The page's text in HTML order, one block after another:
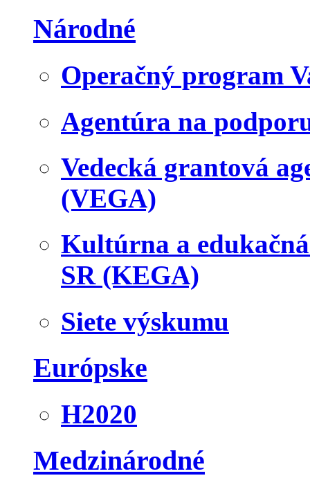
Národné
Operačný program
Agentúra na
Vedecká grantová
(VEGA)
Kultúrna a
SR (KEGA)
Siete výskumu
Európske
H2020
Medzinárodné